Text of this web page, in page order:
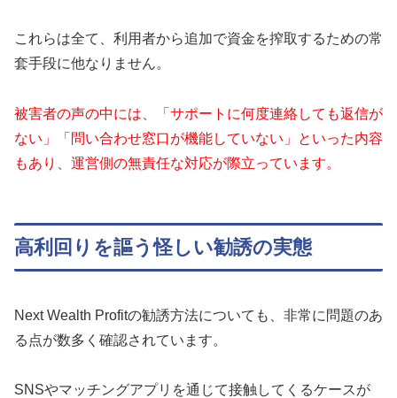
これらは全て、利用者から追加で資金を搾取するための常
套手段に他なりません。
被害者の声の中には、「サポートに何度連絡しても返信が
ない」「問い合わせ窓口が機能していない」といった内容
もあり、運営側の無責任な対応が際立っています。
高利回りを謳う怪しい勧誘の実態
Next Wealth Profitの勧誘方法についても、非常に問題のあ
る点が数多く確認されています。
SNSやマッチングアプリを通じて接触してくるケースが